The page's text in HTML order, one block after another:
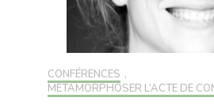
CONFÉRENCES ,
MÉTAMORPHOSER L’ACTE DE